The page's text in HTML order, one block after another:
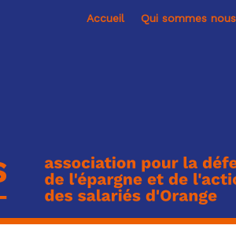
Accueil Qui sommes